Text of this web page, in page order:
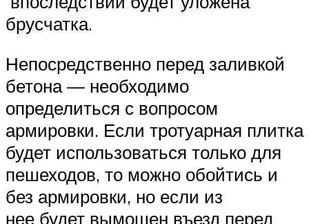
брусчатка.
Непосредственно перед заливкой
бетона — необходимо
определиться с вопросом
армировки. Если тротуарная плитка
будет использоваться только для
пешеходов, то можно обойтись и
без армировки, но если из
нее будет вымощен въезд перед